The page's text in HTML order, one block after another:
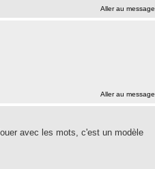
Aller au message
Aller au message
avec les mots, c'est un modèle